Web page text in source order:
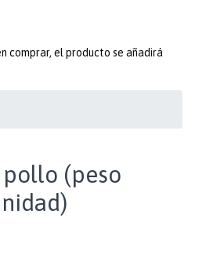
comprar, el producto se añadirá
pollo (peso